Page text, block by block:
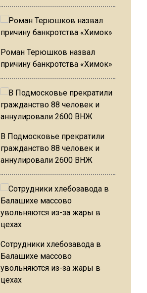
Роман Терюшков назвал
причину банкротства «Химок»
В Подмосковье прекратили
гражданство 88 человек и
аннулировали 2600 ВНЖ
Сотрудники хлебозавода в
Балашихе массово
увольняются из-за жары в
цехах